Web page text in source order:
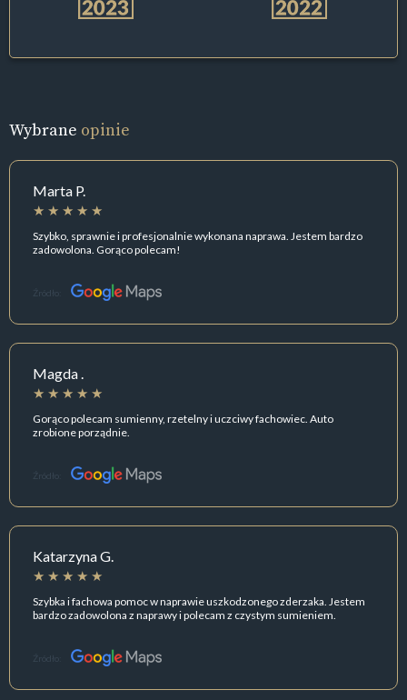
Wybrane opinie
Marta P.
Szybko, sprawnie i profesjonalnie wykonana naprawa. Jestem bardzo
zadowolona. Gorąco polecam!
Źródło:
Magda .
Gorąco polecam sumienny, rzetelny i uczciwy fachowiec. Auto
zrobione porządnie.
Źródło:
Katarzyna G.
Szybka i fachowa pomoc w naprawie uszkodzonego zderzaka. Jestem
bardzo zadowolona z naprawy i polecam z czystym sumieniem.
Źródło: